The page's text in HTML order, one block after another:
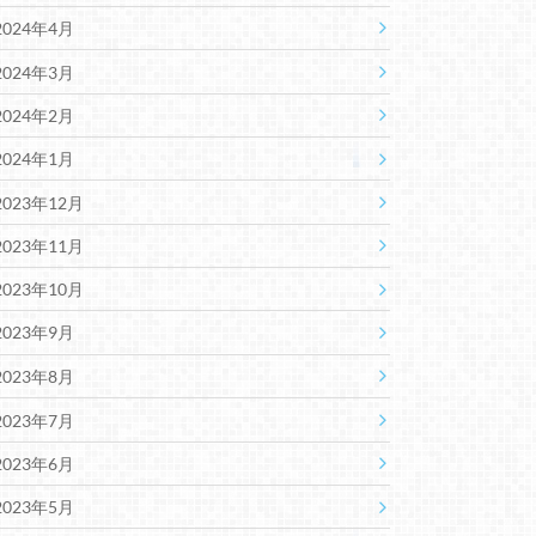
年4月
年3月
年2月
年1月
年12月
年11月
年10月
年9月
年8月
年7月
年6月
年5月